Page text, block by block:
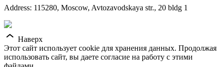
Address: 115280, Moscow, Avtozavodskaya str., 20 bldg 1
Наверх
Этот сайт использует cookie для хранения данных. Продолжая
использовать сайт, вы даете согласие на работу с этими